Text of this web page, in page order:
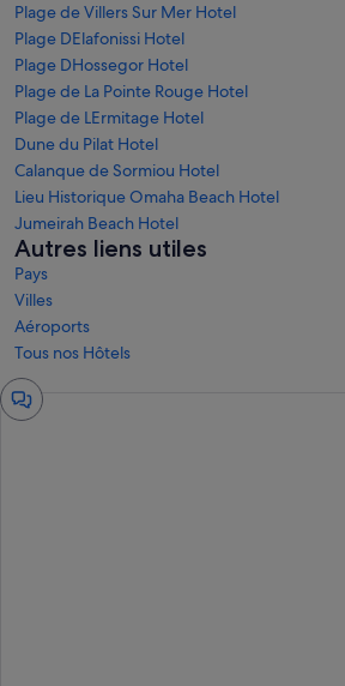
Plage de Villers Sur Mer Hotel
Plage DElafonissi Hotel
Plage DHossegor Hotel
Plage de La Pointe Rouge Hotel
Plage de LErmitage Hotel
Dune du Pilat Hotel
Calanque de Sormiou Hotel
Lieu Historique Omaha Beach Hotel
Jumeirah Beach Hotel
Autres liens utiles
Pays
Villes
Aéroports
Tous nos Hôtels
Fenêtre
de